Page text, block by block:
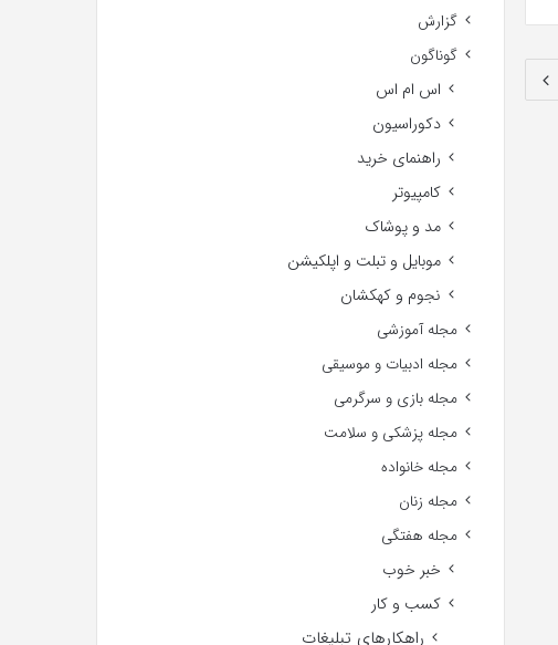
گزارش
گوناگون
اس ام اس
دکوراسیون
راهنمای خرید
کامپیوتر
مد و پوشاک
موبایل و تبلت و اپلکیشن
نجوم و کهکشان
مجله آموزشی
مجله ادبیات و موسیقی
مجله بازی و سرگرمی
مجله پزشکی و سلامت
مجله خانواده
مجله زنان
مجله هفتگی
خبر خوب
کسب و کار
راهکارهای تبلیغات